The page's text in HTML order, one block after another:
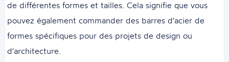
de différentes formes et tailles. Cela signifie que vous
pouvez également commander des barres d'acier de
formes spécifiques pour des projets de design ou
d'architecture.